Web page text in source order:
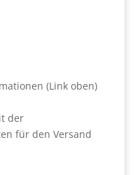
(Link oben)
der
für den Versand